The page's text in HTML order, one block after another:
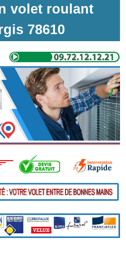
volet roulant
78610